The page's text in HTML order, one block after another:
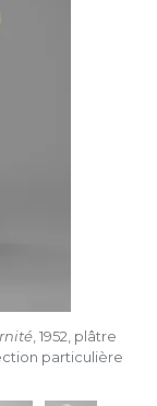
, 1952, plâtre
particulière